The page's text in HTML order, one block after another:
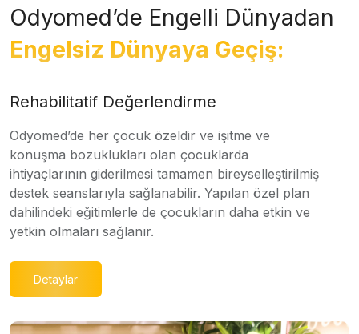
Odyomed’de Engelli Dünyadan
Engelsiz Dünyaya Geçiş:
Rehabilitatif Değerlendirme
Odyomed’de her çocuk özeldir ve işitme ve
konuşma bozuklukları olan çocuklarda
ihtiyaçlarının giderilmesi tamamen bireyselleştirilmiş
destek seanslarıyla sağlanabilir. Yapılan özel plan
dahilindeki eğitimlerle de çocukların daha etkin ve
yetkin olmaları sağlanır.
Detaylar